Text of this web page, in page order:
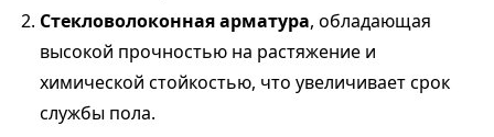
Стекловолоконная арматура, обладающая
высокой прочностью на растяжение и
химической стойкостью, что увеличивает срок
службы пола.